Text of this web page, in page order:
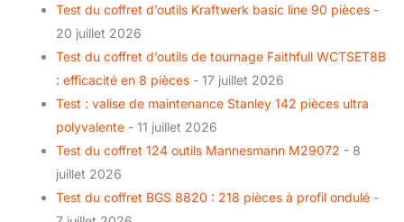
Test du coffret d’outils Kraftwerk basic line 90 pièces -
20 juillet 2026
Test du coffret d’outils de tournage Faithfull WCTSET8B
: efficacité en 8 pièces - 17 juillet 2026
Test : valise de maintenance Stanley 142 pièces ultra
polyvalente - 11 juillet 2026
Test du coffret 124 outils Mannesmann M29072 - 8
juillet 2026
Test du coffret BGS 8820 : 218 pièces à profil ondulé -